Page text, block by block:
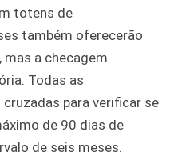
totens de
também oferecerão
a checagem
Todas as
para verificar se
de 90 dias de
de seis meses.